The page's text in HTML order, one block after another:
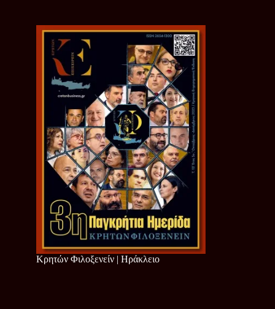
Κρητών Φιλοξενείν | Ηράκλειο